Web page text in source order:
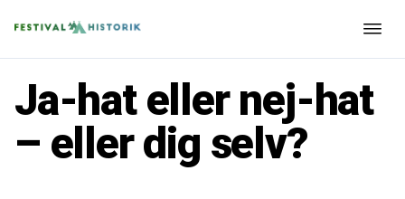
Ja-hat eller nej-hat
– eller dig selv?